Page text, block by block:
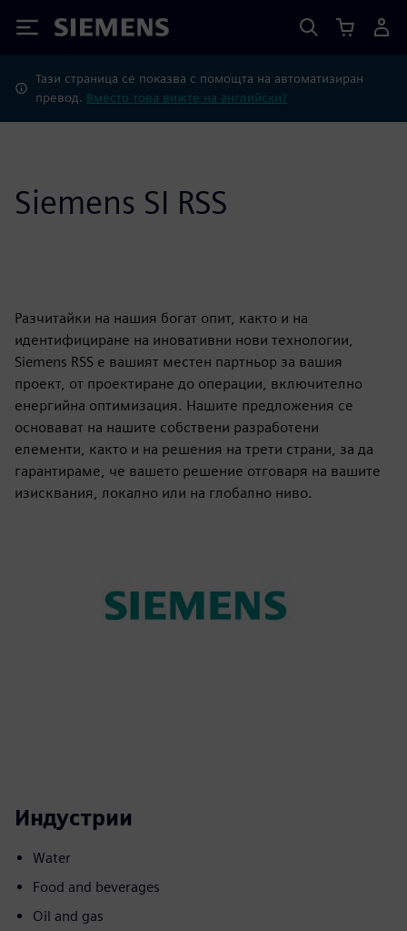
Siemens
Тази страница се показва с помощта на автоматизиран
превод. Вместо това вижте на английски?
Siemens SI RSS
Разчитайки на нашия богат опит, както и на
идентифициране на иновативни нови технологии,
Siemens RSS е вашият местен партньор за вашия
проект, от проектиране до операции, включително
енергийна оптимизация. Нашите предложения се
основават на нашите собствени разработени
елементи, както и на решения на трети страни, за да
гарантираме, че вашето решение отговаря на вашите
изисквания, локално или на глобално ниво.
Индустрии
Water
Food and beverages
Oil and gas